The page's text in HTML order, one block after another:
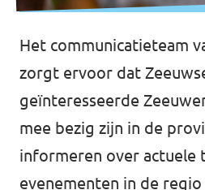
Het communicatieteam
zorgt ervoor dat
geïnteresseerde
mee bezig zijn in de
informeren over actuele
evenementen in de